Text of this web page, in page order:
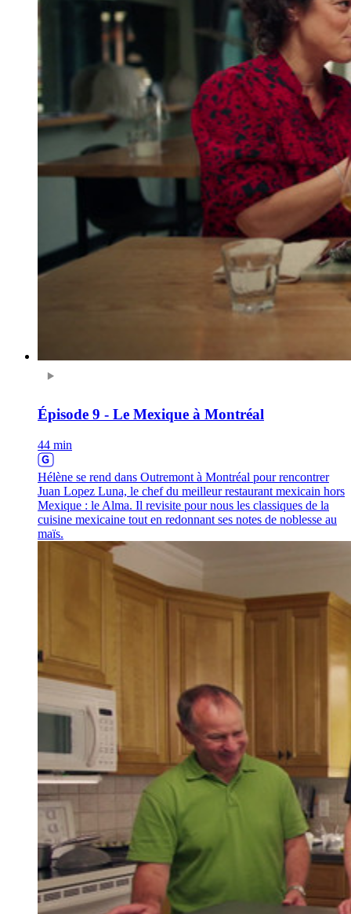
Épisode 9 - Le Mexique à Montréal
44 min
Hélène se rend dans Outremont à Montréal pour rencontrer
Juan Lopez Luna, le chef du meilleur restaurant mexicain hors
Mexique : le Alma. Il revisite pour nous les classiques de la
cuisine mexicaine tout en redonnant ses notes de noblesse au
maïs.